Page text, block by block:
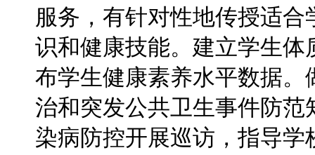
服务，有针对性地传授适
识和健康技能。建立学生
布学生健康素养水平数据
治和突发公共卫生事件防
染病防控开展巡访，指导